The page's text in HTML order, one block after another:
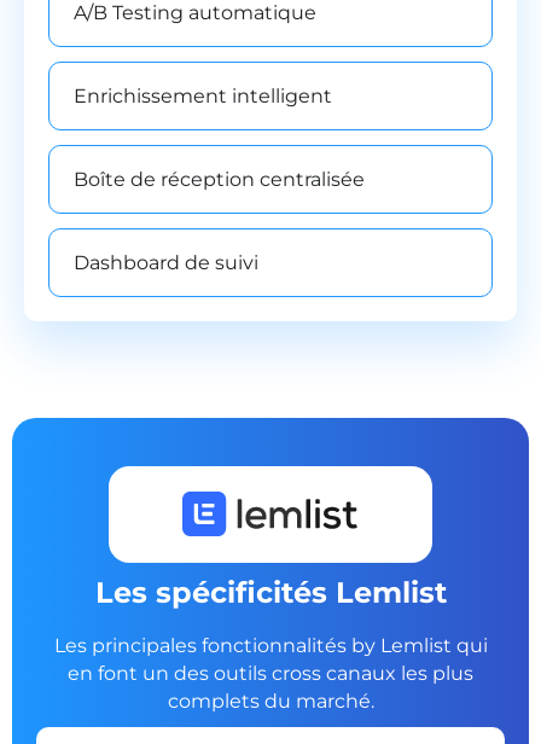
A/B Testing automatique
Enrichissement intelligent
Boîte de réception centralisée
Dashboard de suivi
Les spécificités Lemlist
Les principales fonctionnalités by Lemlist qui
en font un des outils cross canaux les plus
complets du marché.